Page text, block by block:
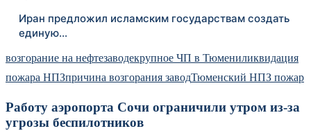
Иран предложил исламским государствам создать
единую…
возгорание на нефтезаводекрупное ЧП в Тюмениликвидация
пожара НПЗпричина возгорания заводТюменский НПЗ пожар
Работу аэропорта Сочи ограничили утром из-за
угрозы беспилотников